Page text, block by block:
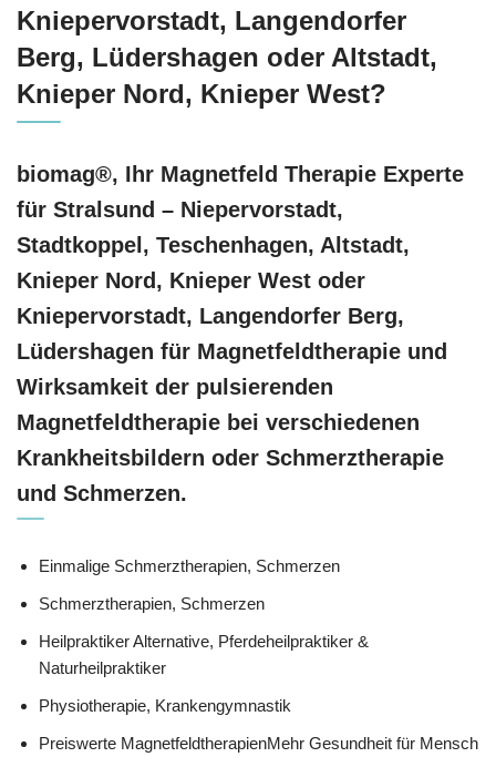
Kniepervorstadt, Langendorfer
Berg, Lüdershagen oder Altstadt,
Knieper Nord, Knieper West?
biomag®, Ihr Magnetfeld Therapie Experte
für Stralsund – Niepervorstadt,
Stadtkoppel, Teschenhagen, Altstadt,
Knieper Nord, Knieper West oder
Kniepervorstadt, Langendorfer Berg,
Lüdershagen für Magnetfeldtherapie und
Wirksamkeit der pulsierenden
Magnetfeldtherapie bei verschiedenen
Krankheitsbildern oder Schmerztherapie
und Schmerzen.
Einmalige Schmerztherapien, Schmerzen
Schmerztherapien, Schmerzen
Heilpraktiker Alternative, Pferdeheilpraktiker &
Naturheilpraktiker
Physiotherapie, Krankengymnastik
Preiswerte MagnetfeldtherapienMehr Gesundheit für Mensch